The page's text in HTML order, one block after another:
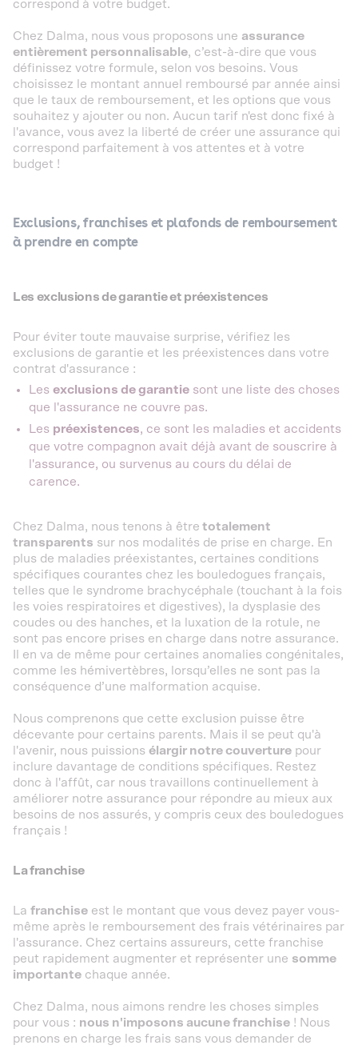
correspond à votre budget.
Chez Dalma, nous vous proposons une assurance
entièrement personnalisable, c’est-à-dire que vous
définissez votre formule, selon vos besoins. Vous
choisissez le montant annuel remboursé par année ainsi
que le taux de remboursement, et les options que vous
souhaitez y ajouter ou non. Aucun tarif n'est donc fixé à
l'avance, vous avez la liberté de créer une assurance qui
correspond parfaitement à vos attentes et à votre
budget !
Exclusions, franchises et plafonds de remboursement
à prendre en compte
Les exclusions de garantie et préexistences
Pour éviter toute mauvaise surprise, vérifiez les
exclusions de garantie et les préexistences dans votre
contrat d'assurance :
Les exclusions de garantie sont une liste des choses
que l'assurance ne couvre pas.
Les préexistences, ce sont les maladies et accidents
que votre compagnon avait déjà avant de souscrire à
l'assurance, ou survenus au cours du délai de
carence.
Chez Dalma, nous tenons à être totalement
transparents sur nos modalités de prise en charge. En
plus de maladies préexistantes, certaines conditions
spécifiques courantes chez les bouledogues français,
telles que le syndrome brachycéphale (touchant à la fois
les voies respiratoires et digestives), la dysplasie des
coudes ou des hanches, et la luxation de la rotule, ne
sont pas encore prises en charge dans notre assurance.
Il en va de même pour certaines anomalies congénitales,
comme les hémivertèbres, lorsqu’elles ne sont pas la
conséquence d’une malformation acquise.
Nous comprenons que cette exclusion puisse être
décevante pour certains parents. Mais il se peut qu'à
l'avenir, nous puissions élargir notre couverture pour
inclure davantage de conditions spécifiques. Restez
donc à l'affût, car nous travaillons continuellement à
améliorer notre assurance pour répondre au mieux aux
besoins de nos assurés, y compris ceux des bouledogues
français !
La franchise
La franchise est le montant que vous devez payer vous-
même après le remboursement des frais vétérinaires par
l'assurance. Chez certains assureurs, cette franchise
peut rapidement augmenter et représenter une somme
importante chaque année.
Chez Dalma, nous aimons rendre les choses simples
pour vous : nous n'imposons aucune franchise ! Nous
prenons en charge les frais sans vous demander de